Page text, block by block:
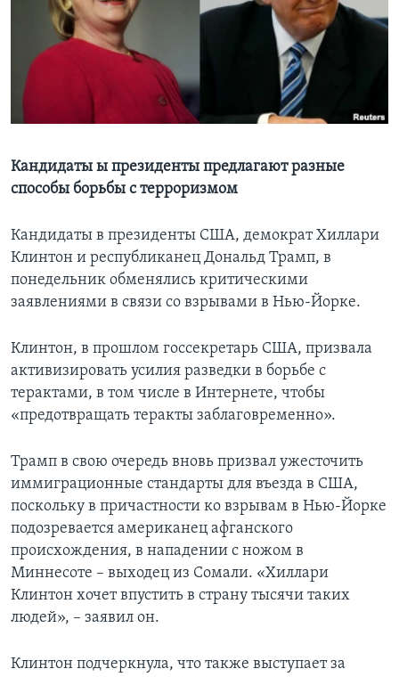
Learning English
СОЦИАЛЬНЫЕ СЕТИ
Языки
Кандидаты ы президенты предлагают разные
способы борьбы с терроризмом
Кандидаты в президенты США, демократ Хиллари
Клинтон и республиканец Дональд Трамп, в
понедельник обменялись критическими
заявлениями в связи со взрывами в Нью-Йорке.
Клинтон, в прошлом госсекретарь США, призвала
активизировать усилия разведки в борьбе с
терактами, в том числе в Интернете, чтобы
«предотвращать теракты заблаговременно».
Трамп в свою очередь вновь призвал ужесточить
иммиграционные стандарты для въезда в США,
поскольку в причастности ко взрывам в Нью-Йорке
подозревается американец афганского
происхождения, в нападении с ножом в
Миннесоте – выходец из Сомали. «Хиллари
Клинтон хочет впустить в страну тысячи таких
людей», – заявил он.
Клинтон подчеркнула, что также выступает за